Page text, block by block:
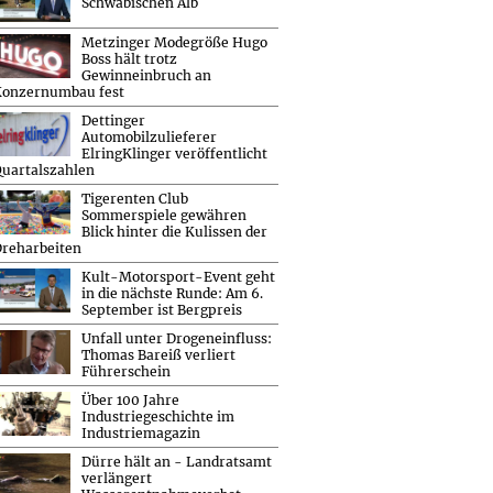
Metzinger Modegröße Hugo
Boss hält trotz
Gewinneinbruch an
fest
Dettinger
Automobilzulieferer
ElringKlinger veröffentlicht
Tigerenten Club
Sommerspiele gewähren
Blick hinter die Kulissen der
Kult-Motorsport-Event geht
in die nächste Runde: Am 6.
September ist Bergpreis
Unfall unter Drogeneinfluss:
Thomas Bareiß verliert
Führerschein
Über 100 Jahre
Industriegeschichte im
Industriemagazin
Dürre hält an - Landratsamt
verlängert